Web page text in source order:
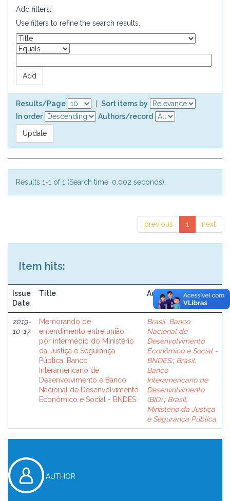
Add filters:
Use filters to refine the search results.
Results/Page
Sort items by
In order
Authors/record
Results 1-1 of 1 (Search time: 0.002 seconds).
previous 1 next
Item hits:
Issue
Date
Title Author(s)
2019-
10-17
Memorando de
entendimento entre união,
por intermédio do Ministério
da Justiça e Segurança
Pública, Banco
Interamericano de
Desenvolvimento e Banco
Nacional de Desenvolvimento
Econômico e Social - BNDES
Brasil. Banco
Nacional de
Desenvolvimento
Econômico e Social -
BNDES.; Brasil.
Banco
Interamericano de
Desenvolvimento
(BID).; Brasil.
Ministério da Justiça
e Segurança Pública.
AUTHOR